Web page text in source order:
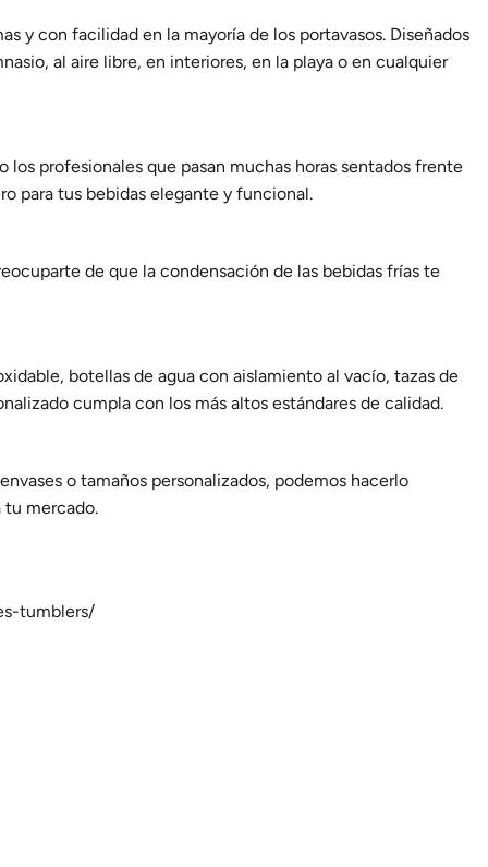
y con facilidad en la mayoría de los portavasos. Diseñados
al aire libre, en interiores, en la playa o en cualquier
profesionales que pasan muchas horas sentados frente
para tus bebidas elegante y funcional.
de que la condensación de las bebidas frías te
botellas de agua con aislamiento al vacío, tazas de
cumpla con los más altos estándares de calidad.
o tamaños personalizados, podemos hacerlo
tu mercado.
tumblers/